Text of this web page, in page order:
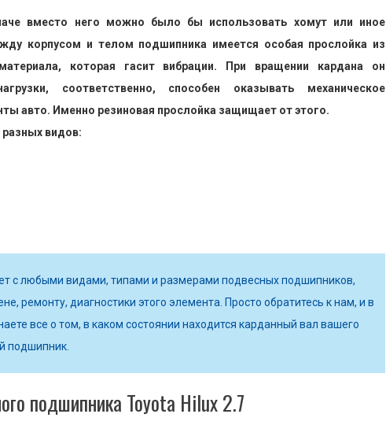
вместо него можно было бы использовать хомут или иное
корпусом и телом подшипника имеется особая прослойка из
которая гасит вибрации. При вращении кардана он
соответственно, способен оказывать механическое
авто. Именно резиновая прослойка защищает от этого.
видов:
с любыми видами, типами и размерами подвесных подшипников,
ремонту, диагностики этого элемента. Просто обратитесь к нам, и в
все о том, в каком состоянии находится карданный вал вашего
подшипник.
подшипника Toyota Hilux 2.7